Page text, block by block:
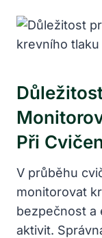
Při
V průběhu
monitorovat
bezpečnost a
aktivit.